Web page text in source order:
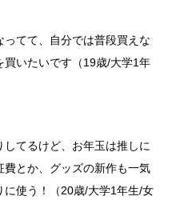
てて、自分では普段買えな
買いたいです（19歳/大学1年
てるけど、お年玉は推しに
とか、グッズの新作も一気
に使う！（20歳/大学1年生/女